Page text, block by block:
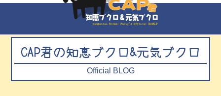
CAP君の知恵ブクロ&元気ブクロ
Official BLOG